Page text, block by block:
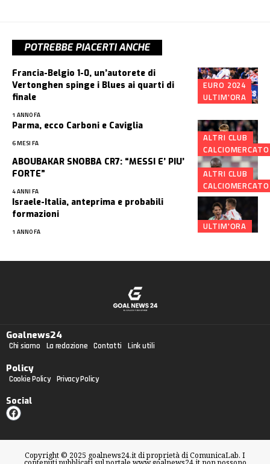
POTREBBE PIACERTI ANCHE
EURO 2024
ULTIM'ORA
Francia-Belgio 1-0, un’autorete di
Vertonghen spinge i Blues ai quarti di
finale
1 ANNO FA
ALTRI CLUB
CALCIOMERCATO
Parma, ecco Carboni e Caviglia
6 MESI FA
ALTRI CLUB
CALCIOMERCATO
ABOUBAKAR SNOBBA CR7: “MESSI E’ PIU’
FORTE”
4 ANNI FA
ULTIM'ORA
Israele-Italia, anteprima e probabili
formazioni
1 ANNO FA
Goalnews24
Chi siamo La redazione Contatti Link utili
Policy
Cookie Policy Privacy Policy
Social
Copyright © 2025 goalnews24.it di proprietà di ComunicaLab. I